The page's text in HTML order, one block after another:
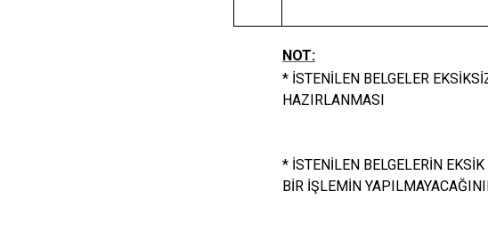
NOT:
* İSTENİLEN BELGELER
HAZIRLANMASI
* İSTENİLEN BELGELERİN
BİR İŞLEMİN